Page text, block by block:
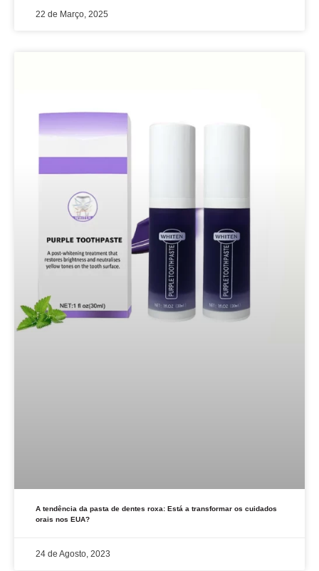
22 de Março, 2025
A tendência da pasta de dentes roxa: Está a transformar os cuidados
orais nos EUA?
24 de Agosto, 2023